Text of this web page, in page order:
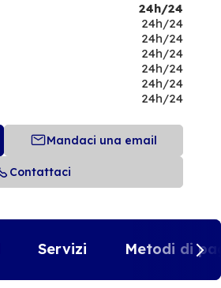
24h/24
24h/24
24h/24
24h/24
24h/24
24h/24
24h/24
Mandaci una email
Contattaci
Servizi Metodi di